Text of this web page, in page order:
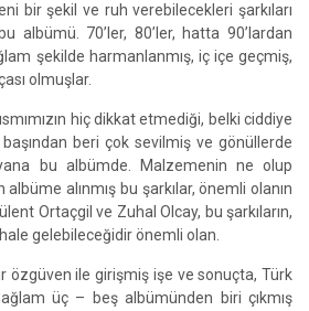
bir şekil ve ruh verebilecekleri şarkıları
albümü. 70’ler, 80’ler, hatta 90’lardan
şekilde harmanlanmış, iç içe geçmiş,
olmuşlar.
hiç dikkat etmediği, belki ciddiye
başından beri çok sevilmiş ve gönüllerde
bu albümde. Malzemenin ne olup
albüme alınmış bu şarkılar, önemli olanın
Ortaçgil ve Zuhal Olcay, bu şarkıların,
gelebileceğidir önemli olan.
özgüven ile girişmiş işe ve sonuçta, Türk
üç – beş albümünden biri çıkmış